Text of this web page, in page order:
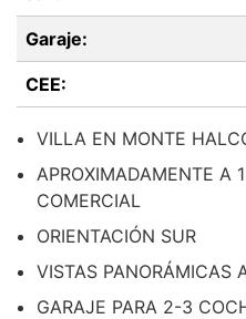
Garaje:
CEE:
VILLA EN MONTE
APROXIMADAMENTE A
COMERCIAL
ORIENTACIÓN SUR
VISTAS PANORÁMICAS
GARAJE PARA 2-3